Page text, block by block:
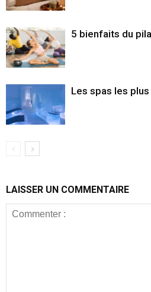
5 bienfaits du
Les spas les
LAISSER UN COMMENTAIRE